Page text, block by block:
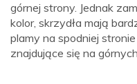
górnej strony. Jednak
kolor, skrzydła mają
plamy na spodniej
znajdujące się na